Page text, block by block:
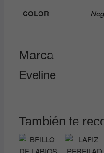
COLOR
Marca
Eveline
También te